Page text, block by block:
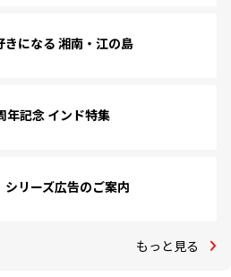
になる 湘南・江の島
年記念 インド特集
シリーズ広告のご案内
もっと見る